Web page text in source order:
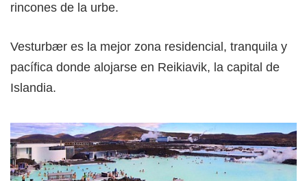
rincones de la urbe.
Vesturbær es la mejor zona residencial, tranquila y
pacífica donde alojarse en Reikiavik, la capital de
Islandia.